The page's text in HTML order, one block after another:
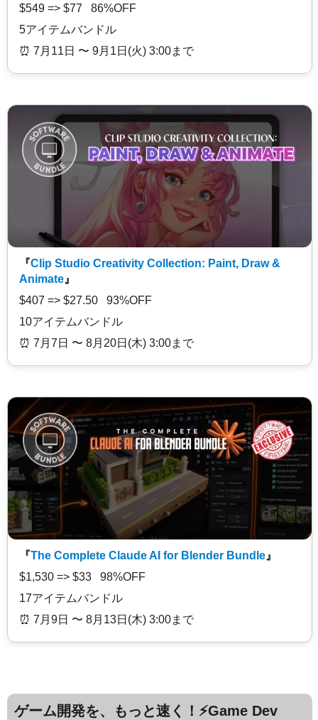
$549 => $77 86%OFF
5アイテムバンドル
⏰️ 7月11日 〜 9月1日(火) 3:00まで
『Clip Studio Creativity Collection: Paint, Draw &
Animate 』
$407 => $27.50 93%OFF
10アイテムバンドル
⏰️ 7月7日 〜 8月20日(木) 3:00まで
『The Complete Claude AI for Blender Bundle 』
$1,530 => $33 98%OFF
17アイテムバンドル
⏰️ 7月9日 〜 8月13日(木) 3:00まで
ゲーム開発を、もっと速く！⚡️Game Dev